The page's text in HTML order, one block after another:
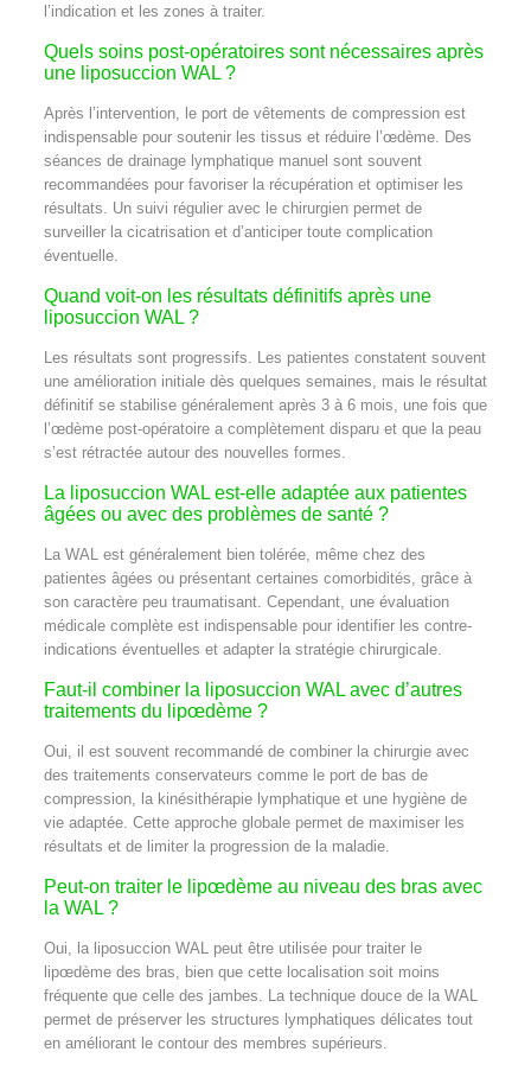
l’indication et les zones à traiter.
Quels soins post-opératoires sont nécessaires après
une liposuccion WAL ?
Après l’intervention, le port de vêtements de compression est
indispensable pour soutenir les tissus et réduire l’œdème. Des
séances de drainage lymphatique manuel sont souvent
recommandées pour favoriser la récupération et optimiser les
résultats. Un suivi régulier avec le chirurgien permet de
surveiller la cicatrisation et d’anticiper toute complication
éventuelle.
Quand voit-on les résultats définitifs après une
liposuccion WAL ?
Les résultats sont progressifs. Les patientes constatent souvent
une amélioration initiale dès quelques semaines, mais le résultat
définitif se stabilise généralement après 3 à 6 mois, une fois que
l’œdème post-opératoire a complètement disparu et que la peau
s’est rétractée autour des nouvelles formes.
La liposuccion WAL est-elle adaptée aux patientes
âgées ou avec des problèmes de santé ?
La WAL est généralement bien tolérée, même chez des
patientes âgées ou présentant certaines comorbidités, grâce à
son caractère peu traumatisant. Cependant, une évaluation
médicale complète est indispensable pour identifier les contre-
indications éventuelles et adapter la stratégie chirurgicale.
Faut-il combiner la liposuccion WAL avec d’autres
traitements du lipœdème ?
Oui, il est souvent recommandé de combiner la chirurgie avec
des traitements conservateurs comme le port de bas de
compression, la kinésithérapie lymphatique et une hygiène de
vie adaptée. Cette approche globale permet de maximiser les
résultats et de limiter la progression de la maladie.
Peut-on traiter le lipœdème au niveau des bras avec
la WAL ?
Oui, la liposuccion WAL peut être utilisée pour traiter le
lipœdème des bras, bien que cette localisation soit moins
fréquente que celle des jambes. La technique douce de la WAL
permet de préserver les structures lymphatiques délicates tout
en améliorant le contour des membres supérieurs.